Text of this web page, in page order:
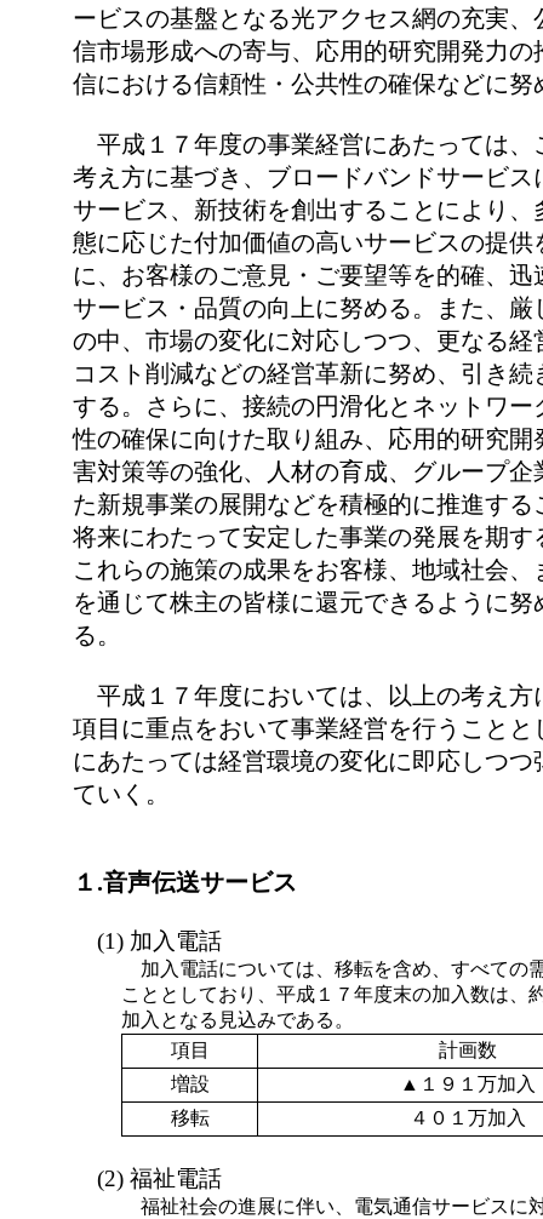
ービスの基盤となる光アクセス網の充実、
信市場形成への寄与、応用的研究開発力の
信における信頼性・公共性の確保などに努
平成１７年度の事業経営にあたっては、
考え方に基づき、ブロードバンドサービス
サービス、新技術を創出することにより、
態に応じた付加価値の高いサービスの提供
に、お客様のご意見・ご要望等を的確、迅
サービス・品質の向上に努める。また、厳
の中、市場の変化に対応しつつ、更なる経
コスト削減などの経営革新に努め、引き続
する。さらに、接続の円滑化とネットワー
性の確保に向けた取り組み、応用的研究開
害対策等の強化、人材の育成、グループ企
た新規事業の展開などを積極的に推進する
将来にわたって安定した事業の発展を期す
これらの施策の成果をお客様、地域社会、
を通じて株主の皆様に還元できるように努
る。
平成１７年度においては、以上の考え方
項目に重点をおいて事業経営を行うことと
にあたっては経営環境の変化に即応しつつ
ていく。
１.音声伝送サービス
(1) 加入電話
加入電話については、移転を含め、すべての
こととしており、平成１７年度末の加入数は、
加入となる見込みである。
項目
計画数
増設
▲１９１万加入
移転
４０１万加入
(2) 福祉電話
福祉社会の進展に伴い、電気通信サービスに